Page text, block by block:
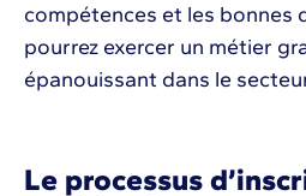
compétences et les bonnes
pourrez exercer un métier
épanouissant dans le
Le processus